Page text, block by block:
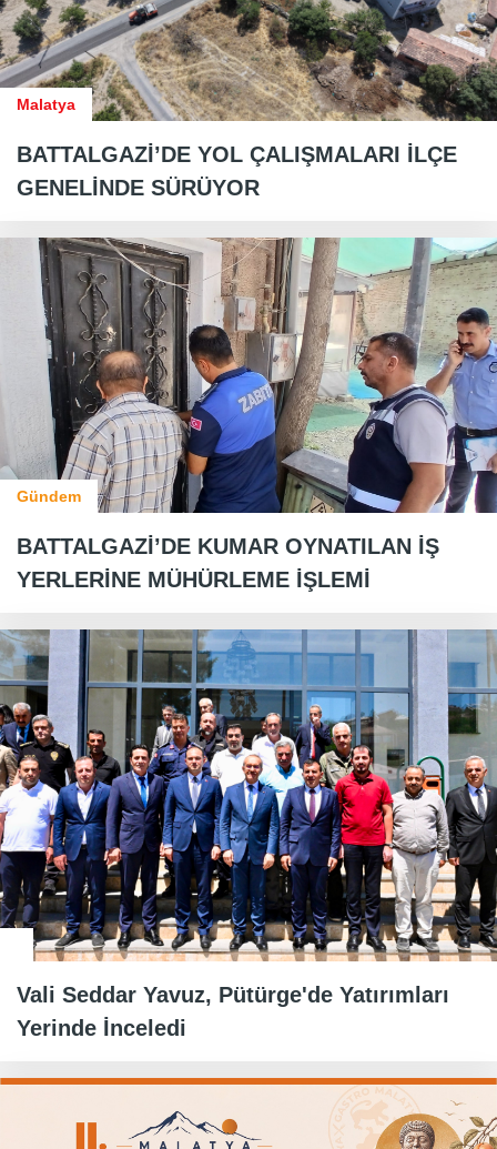
Malatya
BATTALGAZİ’DE YOL ÇALIŞMALARI İLÇE
GENELİNDE SÜRÜYOR
Gündem
BATTALGAZİ’DE KUMAR OYNATILAN İŞ
YERLERİNE MÜHÜRLEME İŞLEMİ
Vali Seddar Yavuz, Pütürge'de Yatırımları
Yerinde İnceledi